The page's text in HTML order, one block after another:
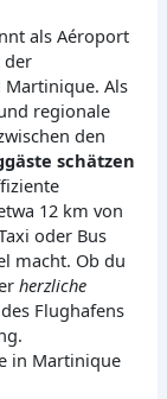
als Aéroport
der
Als
regionale
den
schätzen
12 km von
oder Bus
macht. Ob du
herzliche
Flughafens
in Martinique